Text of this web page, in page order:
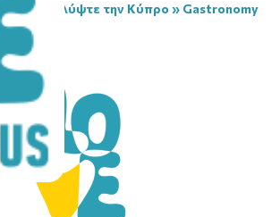
» Ανακαλύψτε την Κύπρο » Gastronomy